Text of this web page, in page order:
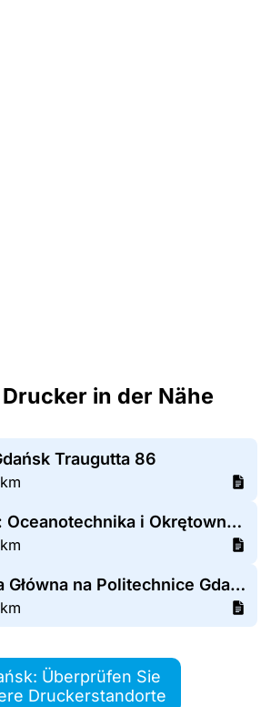
in der Nähe
Traugutta 86
Filia BPG: Oceanotechnika i Okrętownictwo
Biblioteka Główna na Politechnice Gdańskiej budynek nr 1
Überprüfen Sie
Druckerstandorte